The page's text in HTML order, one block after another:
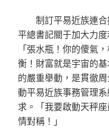
制訂平易近族連合
平總書記關于加大力
「張水瓶！你的傻氣
衡！財富就是宇宙的
的嚴重舉動，是貫徹
動平易近族事務管理
求。「我要啟動天秤
情對稱！」